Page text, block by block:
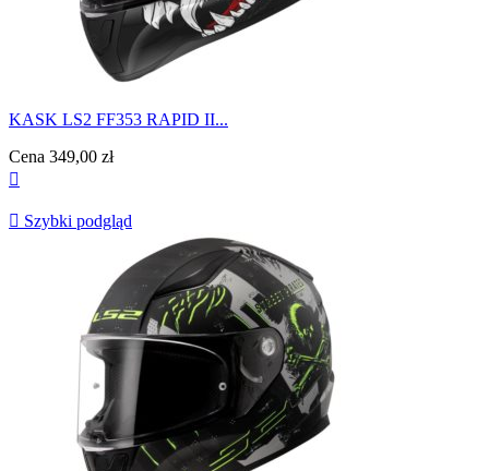
KASK LS2 FF353 RAPID II...
Cena 349,00 zł

 Szybki podgląd